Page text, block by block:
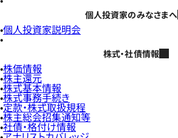
個人投資家のみなさまへ
個人投資家説明会
株式・社債情報
株価情報
株主還元
株式基本情報
株式事務手続き
定款・株式取扱規程
株主総会招集通知等
社債・格付け情報